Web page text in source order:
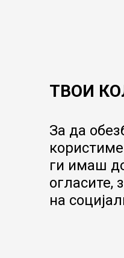
ТВОИ
За да
ги имаш
огласите,
на